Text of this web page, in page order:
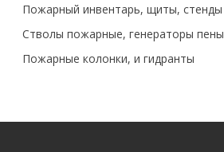
Пожарный инвентарь, щиты, стенды
Стволы пожарные, генераторы пены
Пожарные колонки, и гидранты